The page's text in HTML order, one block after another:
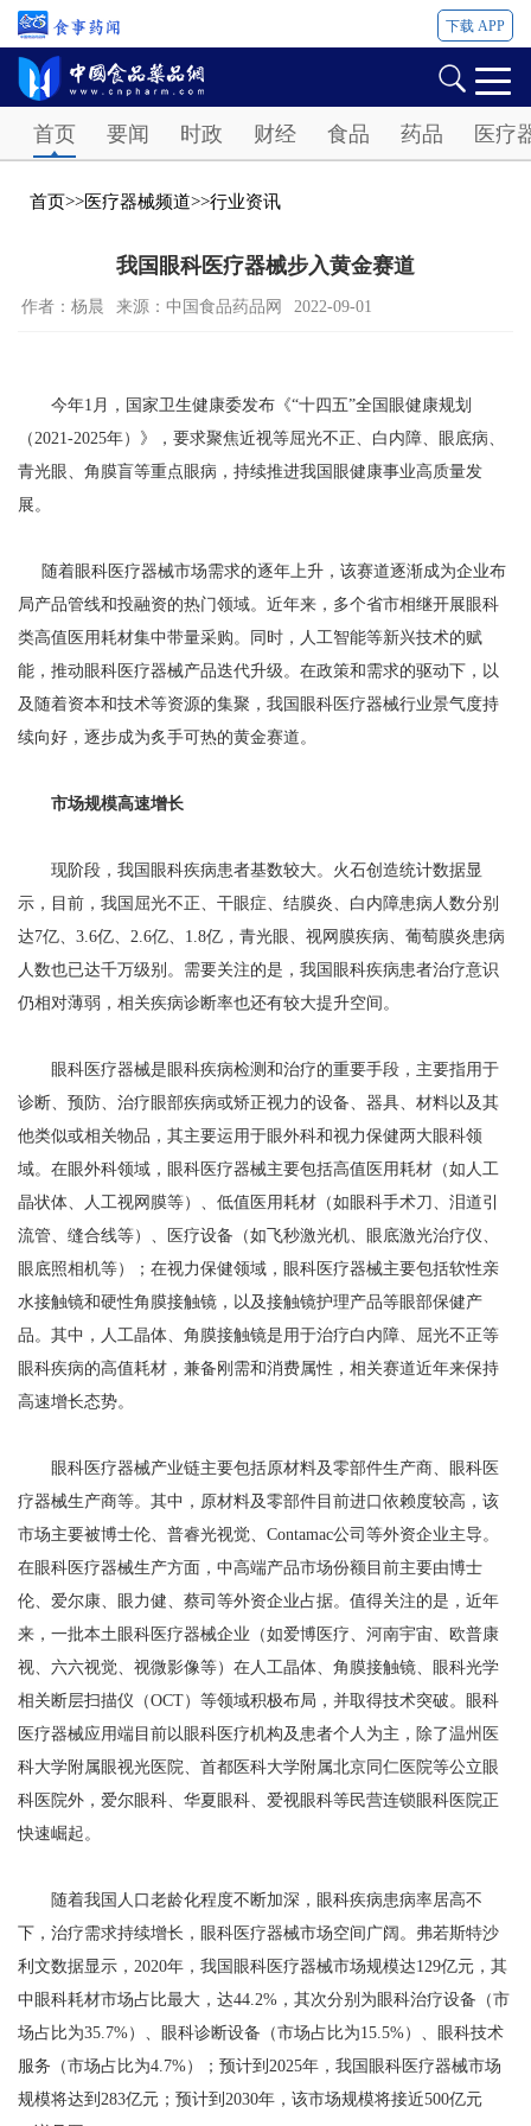
下载 APP
首页 要闻 时政 财经 食品 药品 医疗
首页>>医疗器械频道>>行业资讯
我国眼科医疗器械步入黄金赛道
作者：杨晨 来源：​中国食品药品网 2022-09-01
今年1月，国家卫生健康委发布《“十四五”全国眼健康规划
（2021-2025年）》，要求聚焦近视等屈光不正、白内障、眼底病、
青光眼、角膜盲等重点眼病，持续推进我国眼健康事业高质量发
展。
随着眼科医疗器械市场需求的逐年上升，该赛道逐渐成为企业布
局产品管线和投融资的热门领域。近年来，多个省市相继开展眼科
类高值医用耗材集中带量采购。同时，人工智能等新兴技术的赋
能，推动眼科医疗器械产品迭代升级。在政策和需求的驱动下，以
及随着资本和技术等资源的集聚，我国眼科医疗器械行业景气度持
续向好，逐步成为炙手可热的黄金赛道。
市场规模高速增长
现阶段，我国眼科疾病患者基数较大。火石创造统计数据显
示，目前，我国屈光不正、干眼症、结膜炎、白内障患病人数分别
达7亿、3.6亿、2.6亿、1.8亿，青光眼、视网膜疾病、葡萄膜炎患病
人数也已达千万级别。需要关注的是，我国眼科疾病患者治疗意识
仍相对薄弱，相关疾病诊断率也还有较大提升空间。
眼科医疗器械是眼科疾病检测和治疗的重要手段，主要指用于
诊断、预防、治疗眼部疾病或矫正视力的设备、器具、材料以及其
他类似或相关物品，其主要运用于眼外科和视力保健两大眼科领
域。在眼外科领域，眼科医疗器械主要包括高值医用耗材（如人工
晶状体、人工视网膜等）、低值医用耗材（如眼科手术刀、泪道引
流管、缝合线等）、医疗设备（如飞秒激光机、眼底激光治疗仪、
眼底照相机等）；在视力保健领域，眼科医疗器械主要包括软性亲
水接触镜和硬性角膜接触镜，以及接触镜护理产品等眼部保健产
品。其中，人工晶体、角膜接触镜是用于治疗白内障、屈光不正等
眼科疾病的高值耗材，兼备刚需和消费属性，相关赛道近年来保持
高速增长态势。
眼科医疗器械产业链主要包括原材料及零部件生产商、眼科医
疗器械生产商等。其中，原材料及零部件目前进口依赖度较高，该
市场主要被博士伦、普睿光视觉、Contamac公司等外资企业主导。
在眼科医疗器械生产方面，中高端产品市场份额目前主要由博士
伦、爱尔康、眼力健、蔡司等外资企业占据。值得关注的是，近年
来，一批本土眼科医疗器械企业（如爱博医疗、河南宇宙、欧普康
视、六六视觉、视微影像等）在人工晶体、角膜接触镜、眼科光学
相关断层扫描仪（OCT）等领域积极布局，并取得技术突破。眼科
医疗器械应用端目前以眼科医疗机构及患者个人为主，除了温州医
科大学附属眼视光医院、首都医科大学附属北京同仁医院等公立眼
科医院外，爱尔眼科、华夏眼科、爱视眼科等民营连锁眼科医院正
快速崛起。
随着我国人口老龄化程度不断加深，眼科疾病患病率居高不
下，治疗需求持续增长，眼科医疗器械市场空间广阔。弗若斯特沙
利文数据显示，2020年，我国眼科医疗器械市场规模达129亿元，其
中眼科耗材市场占比最大，达44.2%，其次分别为眼科治疗设备（市
场占比为35.7%）、眼科诊断设备（市场占比为15.5%）、眼科技术
服务（市场占比为4.7%）；预计到2025年，我国眼科医疗器械市场
规模将达到283亿元；预计到2030年，该市场规模将接近500亿元